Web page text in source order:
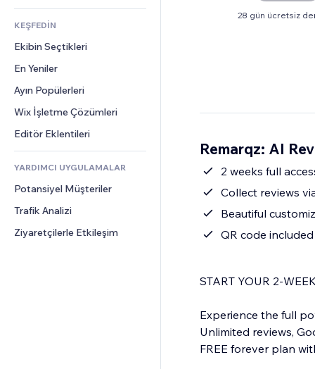
Site Listeleri
E-posta
Muhasebe
Kuponlar ve Müşteri Sadakati
Depolama Çözümleri
Emlak
Randevular
Podcast
Fotoğrafçılık
Video
PDF
Dosya Paylaşımı
Haberler
Gizlilik ve Güvenlik
Saat
Sayfa Şablonları
Görüntü Efektleri
Düğmeler ve Menüler
Afişler ve Rozetler
Hesap Makineleri
Arama
Hava Durumu
Grafik ve Tablolar
Formlar
Blog
Anketler
Sohbet
Yorumlar
Telefon
Topluluk
Değerlendirmeler ve Müşteri
KEŞFEDİN
Ekibin Seçtikleri
En Yeniler
Ayın Popülerleri
Wix İşletme Çözümleri
Editör Eklentileri
YARDIMCI UYGULAMALAR
Potansiyel Müşteriler
Trafik Analizi
Ziyaretçilerle Etkileşim
28 gün ücretsiz
Remarqz: AI
2 weeks full
Collect reviews
Beautiful
QR code
START YOUR 2-
Experience the full
Unlimited reviews,
FREE forever plan